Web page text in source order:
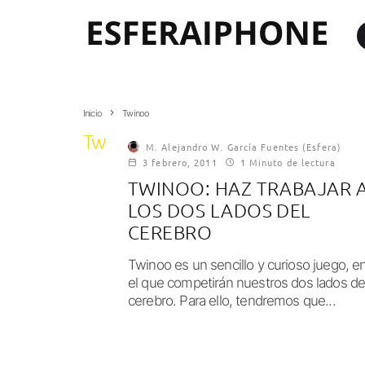
Inicio Twinoo
Twinoo M. Alejandro W. García Fuentes (Esfera)
3 febrero, 2011
1 Minuto de lectura
TWINOO: HAZ TRABAJAR
LOS DOS LADOS DEL
CEREBRO
Twinoo es un sencillo y curioso juego,
el que competirán nuestros dos lados
cerebro. Para ello, tendremos que...